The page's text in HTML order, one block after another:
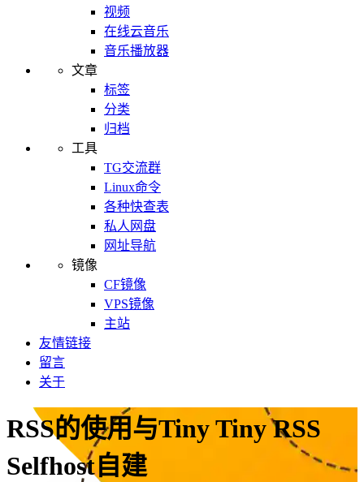
视频
在线云音乐
音乐播放器
文章
标签
分类
归档
工具
TG交流群
Linux命令
各种快查表
私人网盘
网址导航
镜像
CF镜像
VPS镜像
主站
友情链接
留言
关于
RSS的使用与Tiny Tiny RSS
Selfhost自建